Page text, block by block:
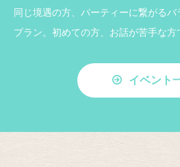
同じ境遇の方、パーティーに繋がる
プラン。初めての方、お話が苦手な方
イベント